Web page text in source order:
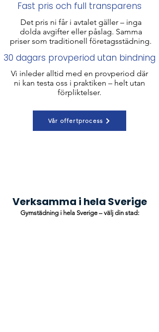
Fast pris och full transparens
Det pris ni får i avtalet gäller – inga
dolda avgifter eller påslag. Samma
priser som traditionell företagsstädning​.
30 dagars provperiod utan bindning
Vi inleder alltid med en provperiod där
ni kan testa oss i praktiken – helt utan
förpliktelser.​​​​
Vår offertprocess
Verksamma i hela Sverige
Gymstädning i hela Sverige – välj din stad: